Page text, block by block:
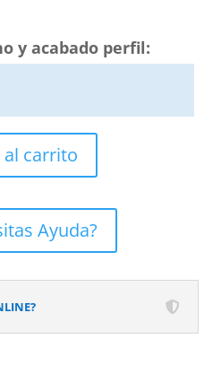
y acabado perfil:
carrito
Ayuda?